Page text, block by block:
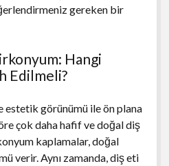
gereken bir
Hangi
Edilmeli?
estetik görünümü ile ön plana
çok daha hafif ve doğal diş
kaplamalar, doğal
verir. Aynı zamanda, diş eti